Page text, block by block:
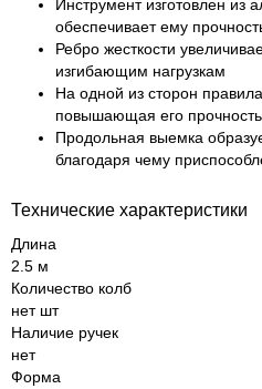
Инструмент изготовлен из
обеспечивает ему
Ребро жесткости
изгибающим нагрузкам
На одной из сторон
повышающая его прочность
Продольная выемка
благодаря чему
Технические характеристики
Длина
2.5 м
Количество колб
нет шт
Наличие ручек
нет
Форма